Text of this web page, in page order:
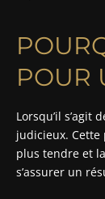
POUR
Lorsqu’il
judicieux. Cette
plus tendre et
s’assurer un